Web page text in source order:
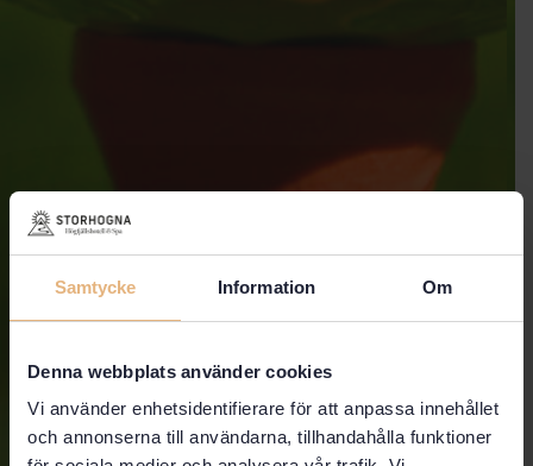
Samtycke Information Om
Denna webbplats använder cookies
Vi använder enhetsidentifierare för att anpassa innehållet
och annonserna till användarna, tillhandahålla funktioner
Fjällbrev
hotell. Prenumerera på vårt fjällsbrev där du
får ta del av inspiration och erbjudanden från
oss.
STÄNG